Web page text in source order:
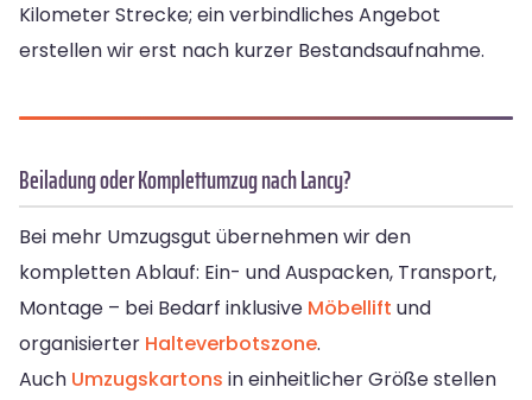
Kilometer Strecke; ein verbindliches Angebot
erstellen wir erst nach kurzer Bestandsaufnahme.
Beiladung oder Komplettumzug nach Lancy?
Bei mehr Umzugsgut übernehmen wir den
kompletten Ablauf: Ein- und Auspacken, Transport,
Montage – bei Bedarf inklusive Möbellift und
organisierter Halteverbotszone.
Auch Umzugskartons in einheitlicher Größe stellen